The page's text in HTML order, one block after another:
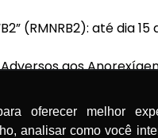
oferecer melhor
analisar como você
(RMNRB2): até dia 15
aos
Controlados para